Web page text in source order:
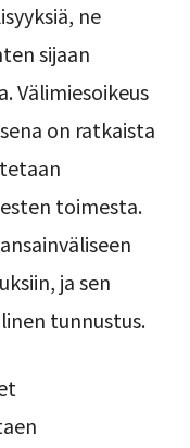
ne
sijaan
Välimiesoikeus
on ratkaista
toimesta.
ja sen
tunnustus.